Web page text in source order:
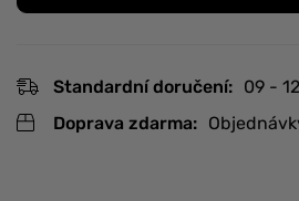
Standardní doručení: 09 -
Doprava zdarma: